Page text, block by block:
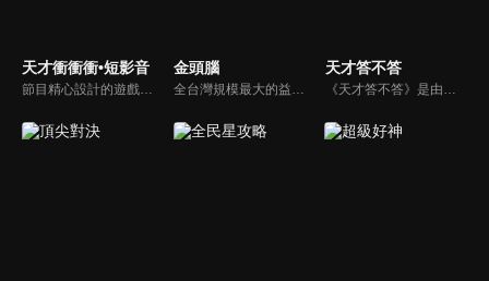
天才衝衝衝•短影音
節目精心設計的遊戲內容，包括深受觀眾喜愛並且火紅於各大專院校的【TEMPO系列】，考驗藝人用肢體表達能力以及聯想能力的【你是WORD演】、【會演是英雄】，考驗英文程度的【EAR傳耳ABC】，超簡單、超爆笑的【看你怎麼說】，以及考驗藝人反應、機智以及隊友默契的【不可能的默契】等單元，逗趣又爆笑！
金頭腦
全台灣規模最大的益智節目，首創棚內與外景並重，聰明的觀眾動動腦，尋找各行各業最聰明的人，打造與上班族生活圈最貼近的百人大型益智節目！
天才答不答
《天才答不答》是由吳宗憲和吳怡霈共同主持的益智節目。節目設立高額的獎金來考驗藝人們真實的人性，同時將題目立體化，讓你身歷其境去冒險答題。更有哪些出乎意料的處罰，讓藝人羞愧的不想再答錯！一個最接近「人性」與「真實」的益智節目，現在就讓吳宗憲帶你輕鬆玩轉知識。